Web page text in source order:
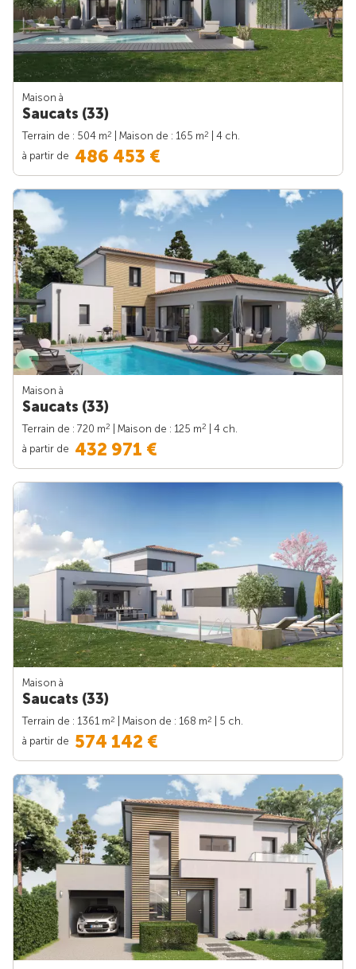
Maison à
Saucats (33)
Terrain de : 504 m2 | Maison de : 165 m2
| 4 ch.
à partir de 486 453 €
Maison à
Saucats (33)
Terrain de : 720 m2 | Maison de : 125 m2
| 4 ch.
à partir de 432 971 €
Maison à
Saucats (33)
Terrain de : 1361 m2 | Maison de : 168 m2
| 5 ch.
à partir de 574 142 €